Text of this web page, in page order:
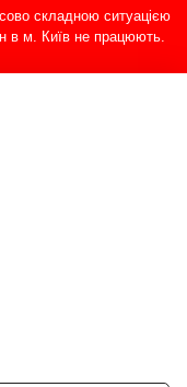
складною ситуацією
в м. Київ не працюють.